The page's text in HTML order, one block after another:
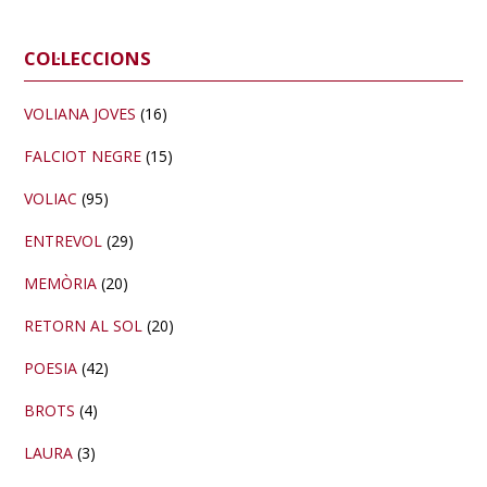
Barra
lateral
primària
COL·LECCIONS
VOLIANA JOVES (16)
FALCIOT NEGRE (15)
VOLIAC (95)
ENTREVOL (29)
MEMÒRIA (20)
RETORN AL SOL (20)
POESIA (42)
BROTS (4)
LAURA (3)